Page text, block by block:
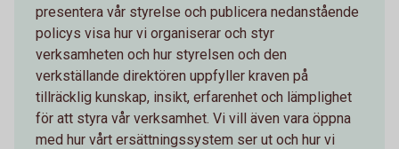
presentera vår styrelse och publicera nedanstående
policys visa hur vi organiserar och styr
verksamheten och hur styrelsen och den
verkställande direktören uppfyller kraven på
tillräcklig kunskap, insikt, erfarenhet och lämplighet
för att styra vår verksamhet. Vi vill även vara öppna
med hur vårt ersättningssystem ser ut och hur vi